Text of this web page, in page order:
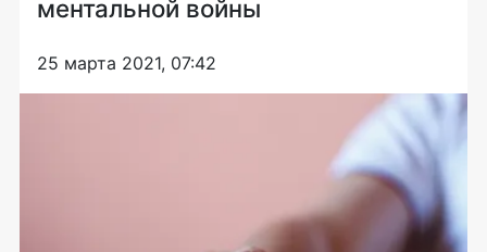
ментальной войны
25 марта 2021, 07:42